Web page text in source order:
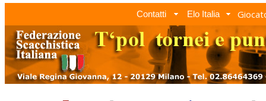
Contatti Elo Italia